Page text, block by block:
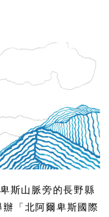
斯山脈旁的長野縣
「北阿爾卑斯國際